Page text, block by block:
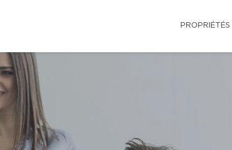
PROPRIÉTÉS